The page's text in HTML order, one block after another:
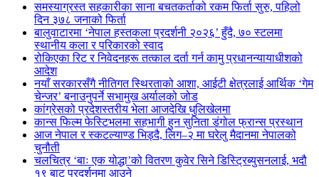
समस्याग्रस्त सहकारीका साना बचतकर्ताको रकम फिर्ता सुरु, पहिलो
दिन ३७८ जनाको फिर्ता
बालुवाटारमा ‘नेपाल हस्तकला प्रदर्शनी २०२६’ हुँदै, ७० स्टलमा
स्थानीय कला र परिकारको स्वाद
रोकिएका रिट र निवेदनहरू तत्काल दर्ता गर्न कामु प्रधानन्यायाधीशको
आदेश
नयाँ सरकारसँगै नीतिगत स्थिरताको आशा, आईटी क्षेत्रलाई आर्थिक ‘गेम
चेन्जर’ बनाउनुपर्ने सभामुख अर्यालको जोड
कांग्रेसको प्रदेशस्तरीय भेला आजदेखि धुलिखेलमा
कान्स फिल्म फेस्टिभलमा सहभागी हुन सुनिता डंगोल फ्रान्स प्रस्थान
आज नेपाल र स्कटल्याण्ड भिड्दै, लिग–२ मा घरेलु मैदानमा नेपालको
चुनौती
चलचित्र ‘बाः एक योद्धा’को वितरण कुवेर सिने डिस्ट्रिब्युसनलाई, भदौ
१९ बाट प्रदर्शनमा आउने